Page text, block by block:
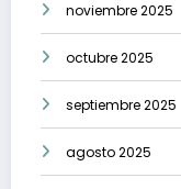
noviembre 2025
octubre 2025
septiembre 2025
agosto 2025